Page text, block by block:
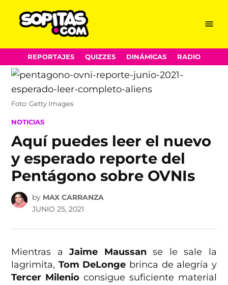
Skip
to
content
Menu
REPORTAJES QUIZZES DINÁMICAS RADIO
Foto: Getty Images
POSTED
NOTICIAS
Aquí puedes leer el nuevo
y esperado reporte del
Pentágono sobre OVNIs
by MAX CARRANZA
JUNIO 25, 2021
Mientras aJaime Maussanse le sale la
lagrimita, Tom DeLonge brinca de alegría y
Tercer Milenio consigue suficiente material